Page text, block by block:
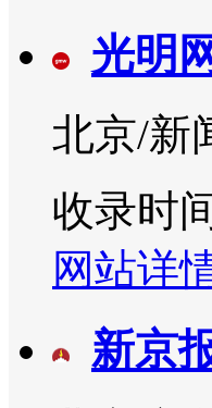
光明
北京/新
收录时
网站详
新京